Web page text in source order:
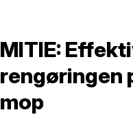
MITIE:
rengøringen
mop